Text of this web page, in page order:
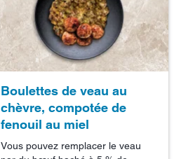
Boulettes de veau au
chèvre, compotée de
fenouil au miel
Vous pouvez remplacer le veau